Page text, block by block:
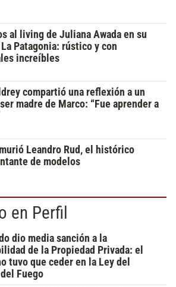
al living de Juliana Awada en su
Patagonia: rústico y con
increíbles
compartió una reflexión a un
madre de Marco: “Fue aprender a
Leandro Rud, el histórico
de modelos
en Perfil
dio media sanción a la
de la Propiedad Privada: el
tuvo que ceder en la Ley del
Fuego